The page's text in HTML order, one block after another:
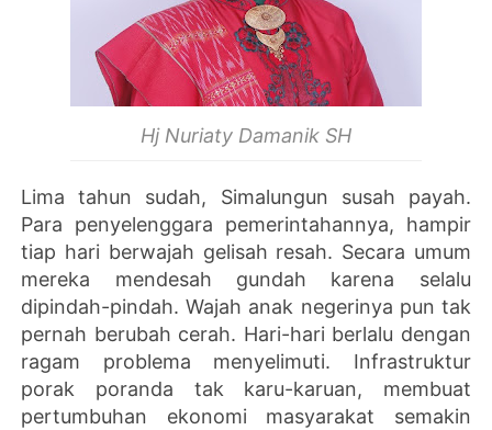
Hj Nuriaty Damanik SH
Lima tahun sudah, Simalungun susah payah.
Para penyelenggara pemerintahannya, hampir
tiap hari berwajah gelisah resah. Secara umum
mereka mendesah gundah karena selalu
dipindah-pindah. Wajah anak negerinya pun tak
pernah berubah cerah. Hari-hari berlalu dengan
ragam problema menyelimuti. Infrastruktur
porak poranda tak karu-karuan, membuat
pertumbuhan ekonomi masyarakat semakin